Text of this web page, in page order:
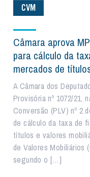
CVM
Câmara aprova
para cálculo da
mercados de
A Câmara dos
Provisória nº 1072/21,
Conversão (PLV) nº 2
de cálculo da taxa de
títulos e valores
de Valores Mobiliários
segundo o […]